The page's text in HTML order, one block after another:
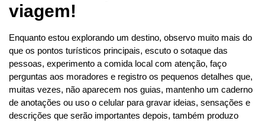
viagem!
Enquanto estou explorando um destino, observo muito mais do
que os pontos turísticos principais, escuto o sotaque das
pessoas, experimento a comida local com atenção, faço
perguntas aos moradores e registro os pequenos detalhes que,
muitas vezes, não aparecem nos guias, mantenho um caderno
de anotações ou uso o celular para gravar ideias, sensações e
descrições que serão importantes depois, também produzo